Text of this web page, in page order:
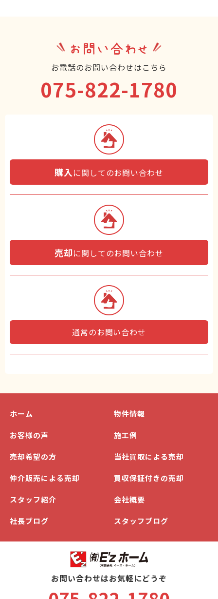
お問い合わせ
お電話のお問い合わせはこちら
075-822-1780
購入 に関してのお問い合わせ
売却に関してのお問い合わせ
通常のお問い合わせ
ホーム 物件情報
お客様の声 施工例
売却希望の方 当社買取による売却
仲介販売による売却 買収保証付きの売却
スタッフ紹介 会社概要
社長ブログ スタッフブログ
お問い合わせはお気軽にどうぞ